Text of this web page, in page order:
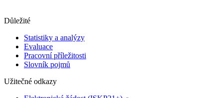
Důležité
Statistiky a analýzy
Evaluace
Pracovní příležitosti
Slovník pojmů
Užitečné odkazy